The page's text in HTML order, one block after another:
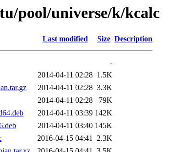
pool/universe/k/kcalc
Last modified Size Description
-
2014-04-11 02:28 1.5K
2014-04-11 02:28 3.3K
2014-04-11 02:28
79K
2014-04-11 03:39 142K
2014-04-11 03:40 145K
2016-04-15 04:41 2.3K